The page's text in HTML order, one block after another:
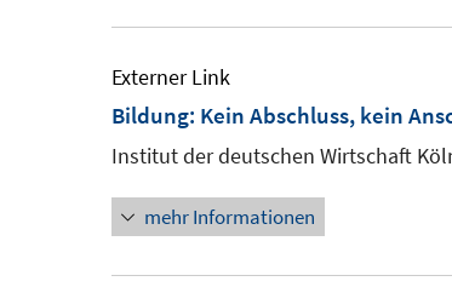
Externer Link
Bildung: Kein Abschluss, kein
Institut der deutschen Wirtschaft
mehr Informationen